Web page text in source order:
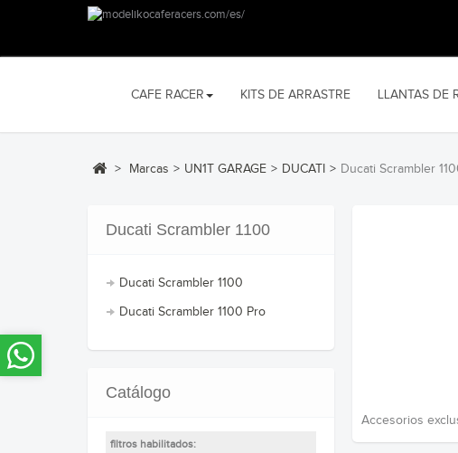
CAFE RACER KITS DE ARRASTRE LLANTAS DE
> Marcas > UN1T GARAGE > DUCATI > Ducati Scrambler
Ducati Scrambler 1100
Ducati Scrambler 1100
Ducati Scrambler 1100 Pro
Catálogo
filtros habilitados:
Accesorios